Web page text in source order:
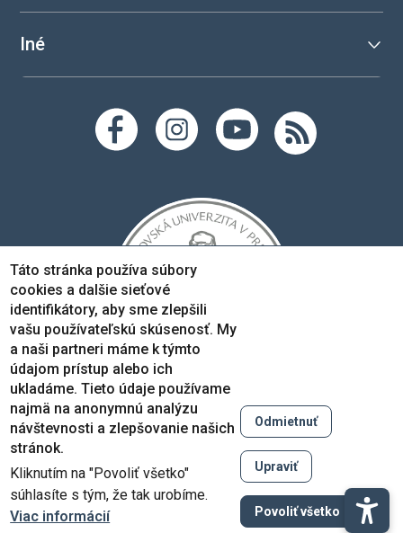
Iné
Copyright © 2005-2026
Prešovská univerzita v Prešove
Created by
ActivIT
Táto stránka používa súbory
cookies a dalšie sieťové
identifikátory, aby sme zlepšili
vašu používateľskú skúsenosť. My
a naši partneri máme k týmto
údajom prístup alebo ich
ukladáme. Tieto údaje používame
najmä na anonymnú analýzu
návštevnosti a zlepšovanie našich
stránok.
Kliknutím na "Povoliť všetko"
súhlasíte s tým, že tak urobíme.
Viac informácií
Odmietnuť
Upraviť
Povoliť všetko